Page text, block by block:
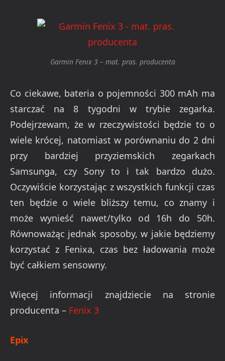
Garmin Fenix 3 – mat. pras. producenta
Co ciekawe, bateria o pojemności 300 mAh ma
starczać na 8 tygodni w trybie zegarka.
Podejrzewam, że w rzeczywistości będzie to o
wiele krócej, natomiast w porównaniu do 2 dni
przy bardziej przyziemskich zegarkach
Samsunga, czy Sony to i tak bardzo dużo.
Oczywiście korzystając z wszystkich funkcji czas
ten będzie o wiele bliższy temu, co znamy i
może wynieść nawet/tylko od 16h do 50h.
Równoważąc jednak sposoby, w jakie będziemy
korzystać z Fenixa, czas bez ładowania może
być całkiem sensowny.
Więcej informacji znajdziecie na stronie
producenta – Fenix 3
Epix